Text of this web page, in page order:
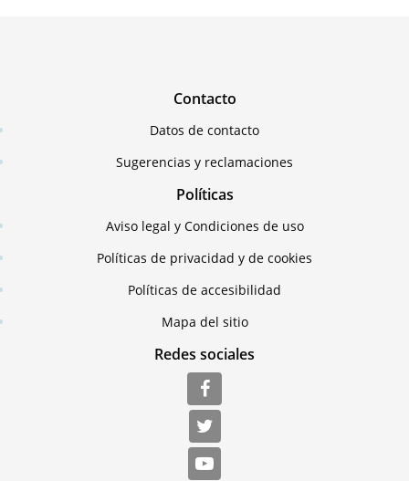
Contacto
Datos de contacto
Sugerencias y reclamaciones
Políticas
Aviso legal y Condiciones de uso
Políticas de privacidad y de cookies
Políticas de accesibilidad
Mapa del sitio
Redes sociales